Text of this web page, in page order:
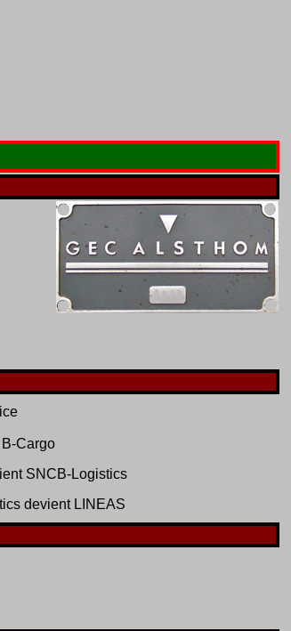
Cargo
SNCB-Logistics
devient LINEAS